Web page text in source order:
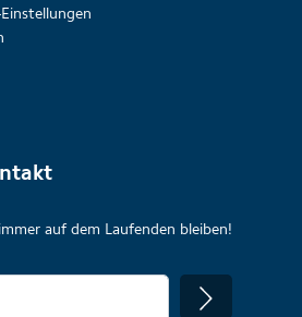
auf dem Laufenden bleiben!